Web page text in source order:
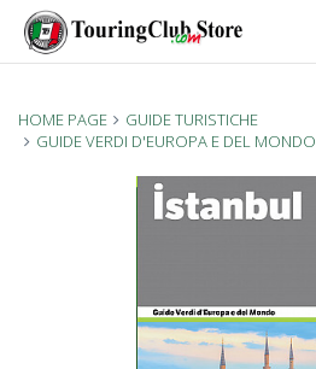
HOME PAGE
GUIDE TURISTICHE
GUIDE VERDI D'EUROPA E DEL MONDO